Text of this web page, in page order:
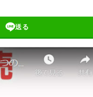
送る